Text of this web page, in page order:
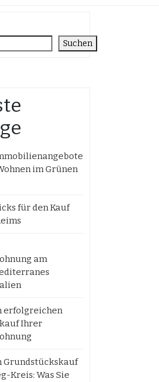
Suchen
im Grünen
für den Kauf
am
erfolgreichen
Ihrer
Grundstückskauf
Kreis: Was Sie